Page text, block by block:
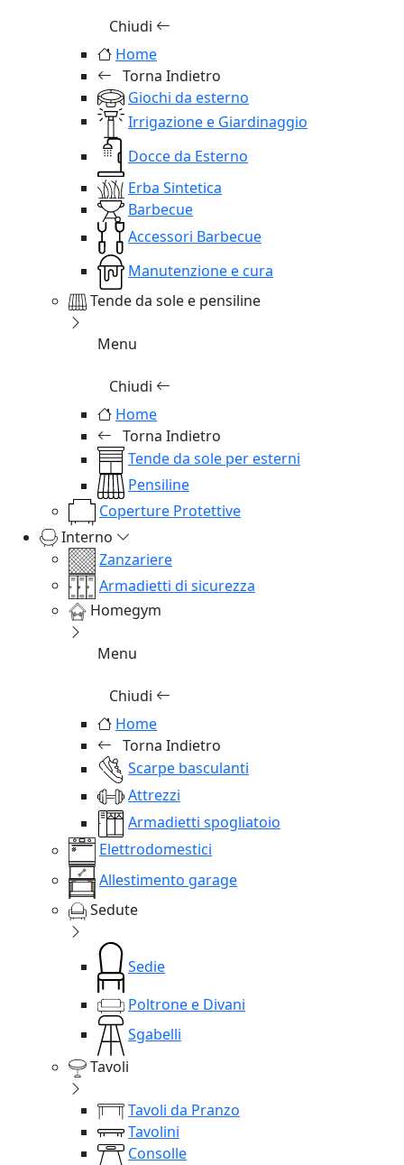
Chiudi
Home
Torna Indietro
Giochi da esterno
Irrigazione e Giardinaggio
Docce da Esterno
Erba Sintetica
Barbecue
Accessori Barbecue
Manutenzione e cura
Tende da sole e pensiline
Menu
Chiudi
Home
Torna Indietro
Tende da sole per esterni
Pensiline
Coperture Protettive
Interno
Zanzariere
Armadietti di sicurezza
Homegym
Menu
Chiudi
Home
Torna Indietro
Scarpe basculanti
Attrezzi
Armadietti spogliatoio
Elettrodomestici
Allestimento garage
Sedute
Sedie
Poltrone e Divani
Sgabelli
Tavoli
Tavoli da Pranzo
Tavolini
Consolle